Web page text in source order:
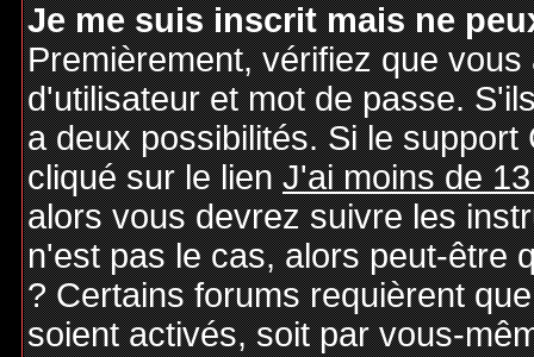
Je me suis inscrit mais ne
Premièrement, vérifiez que
d'utilisateur et mot de passe.
a deux possibilités. Si le
cliqué sur le lienJ'ai moins de
alors vous devrez suivre les
n'est pas le cas, alors peut-être
? Certains forums requièrent
soient activés, soit par vous-